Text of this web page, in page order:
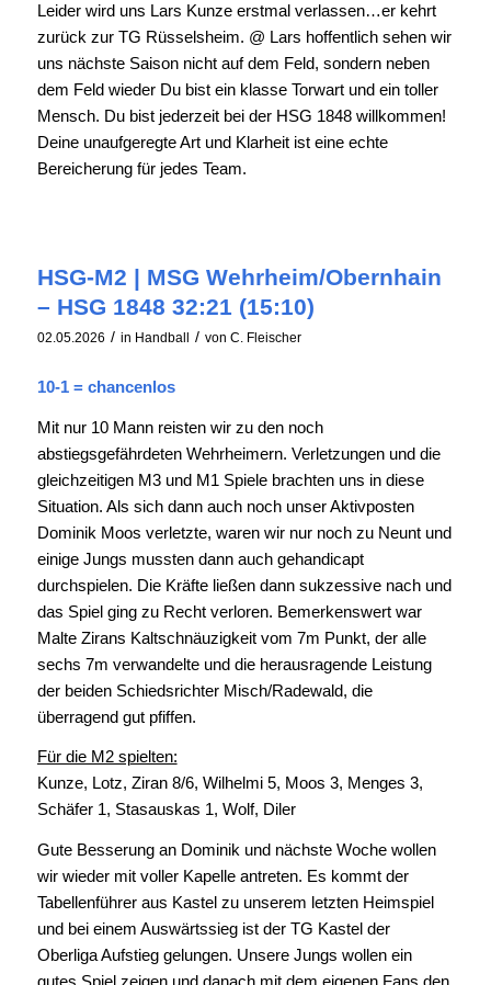
Leider wird uns Lars Kunze erstmal verlassen…er kehrt
zurück zur TG Rüsselsheim. @ Lars hoffentlich sehen wir
uns nächste Saison nicht auf dem Feld, sondern neben
dem Feld wieder Du bist ein klasse Torwart und ein toller
Mensch. Du bist jederzeit bei der HSG 1848 willkommen!
Deine unaufgeregte Art und Klarheit ist eine echte
Bereicherung für jedes Team.
HSG-M2 | MSG Wehrheim/Obernhain
– HSG 1848 32:21 (15:10)
02.05.2026 / in Handball / von C. Fleischer
10-1 = chancenlos
Mit nur 10 Mann reisten wir zu den noch
abstiegsgefährdeten Wehrheimern. Verletzungen und die
gleichzeitigen M3 und M1 Spiele brachten uns in diese
Situation. Als sich dann auch noch unser Aktivposten
Dominik Moos verletzte, waren wir nur noch zu Neunt und
einige Jungs mussten dann auch gehandicapt
durchspielen. Die Kräfte ließen dann sukzessive nach und
das Spiel ging zu Recht verloren. Bemerkenswert war
Malte Zirans Kaltschnäuzigkeit vom 7m Punkt, der alle
sechs 7m verwandelte und die herausragende Leistung
der beiden Schiedsrichter Misch/Radewald, die
überragend gut pfiffen.
Für die M2 spielten:
Kunze, Lotz, Ziran 8/6, Wilhelmi 5, Moos 3, Menges 3,
Schäfer 1, Stasauskas 1, Wolf, Diler
Gute Besserung an Dominik und nächste Woche wollen
wir wieder mit voller Kapelle antreten. Es kommt der
Tabellenführer aus Kastel zu unserem letzten Heimspiel
und bei einem Auswärtssieg ist der TG Kastel der
Oberliga Aufstieg gelungen. Unsere Jungs wollen ein
gutes Spiel zeigen und danach mit dem eigenen Fans den